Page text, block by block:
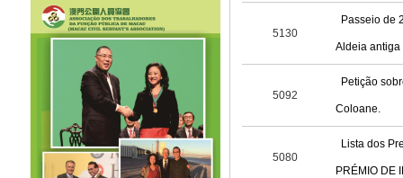
5130
Passeio de
Aldeia antiga
5092
Petição
Coloane.
5080
Lista dos
PRÉMIO DE